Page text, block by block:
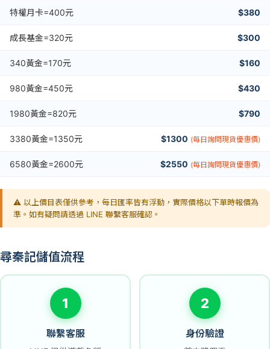
特權月卡=400元 $380
成長基金=320元 $300
340黃金=170元 $160
980黃金=450元 $430
1980黃金=820元 $790
3380黃金=1350元 $1300 (每日詢問現貨優惠價)
6580黃金=2600元 $2550 (每日詢問現貨優惠價)
⚠️ 以上價目表僅供參考，每日匯率皆有浮動，實際價格以下單時報價為
準。如有疑問請透過 LINE 聯繫客服確認。
尋秦記儲值流程
1
聯繫客服
2
身份驗證